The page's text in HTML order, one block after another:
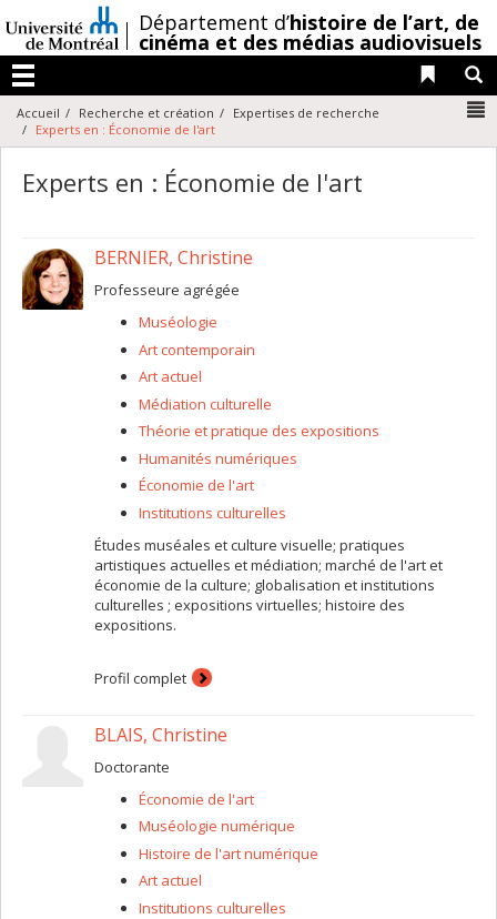
au
contenu
/Département d’histoire de l’art, de
cinéma et des médias audiovisuels
Menu
Liens
Accueil Recherche et création
Expertises de recherche
Experts en : Économie de l'art
Experts en : Économie de l'art
BERNIER, Christine
Professeure agrégée
Muséologie
Art contemporain
Art actuel
Médiation culturelle
Théorie et pratique des expositions
Humanités numériques
Économie de l'art
Institutions culturelles
Études muséales et culture visuelle; pratiques
artistiques actuelles et médiation; marché de l'art et
économie de la culture; globalisation et institutions
culturelles ; expositions virtuelles; histoire des
expositions.
Profil complet
BLAIS, Christine
Doctorante
Économie de l'art
Muséologie numérique
Histoire de l'art numérique
Art actuel
Institutions culturelles